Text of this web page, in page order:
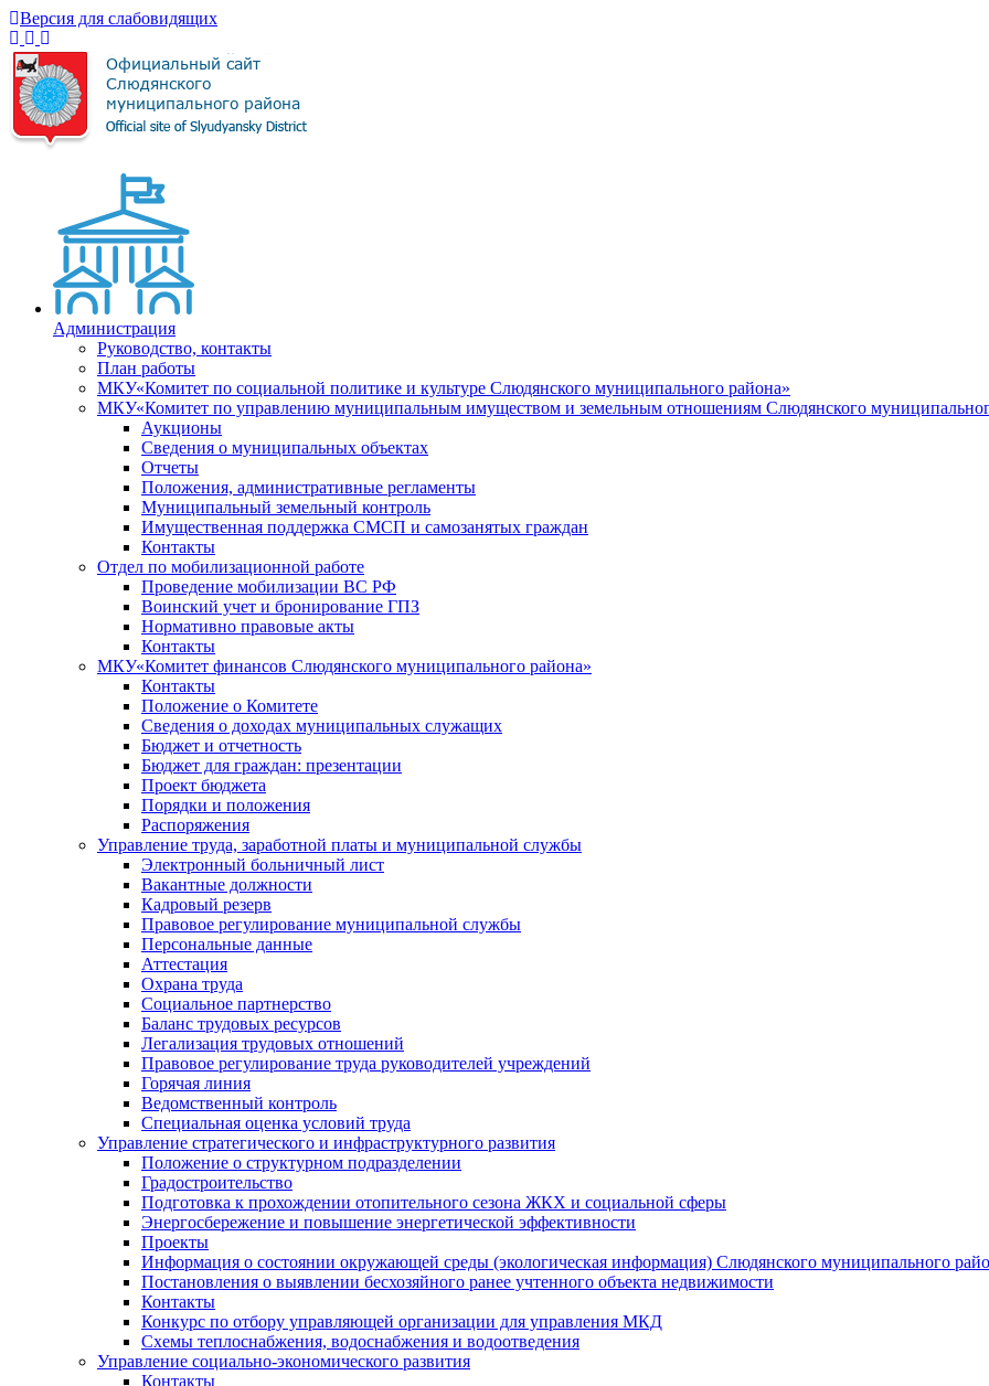
Версия для слабовидящих
Администрация
Руководство, контакты
План работы
МКУ«Комитет по социальной политике и культуре Слюдянского муниципального района»
МКУ«Комитет по управлению муниципальным имуществом и земельным отношениям Слюдянского
Аукционы
Сведения о муниципальных объектах
Отчеты
Положения, административные регламенты
Муниципальный земельный контроль
Имущественная поддержка СМСП и самозанятых граждан
Контакты
Отдел по мобилизационной работе
Проведение мобилизации ВС РФ
Воинский учет и бронирование ГПЗ
Нормативно правовые акты
Контакты
МКУ«Комитет финансов Слюдянского муниципального района»
Контакты
Положение о Комитете
Сведения о доходах муниципальных служащих
Бюджет и отчетность
Бюджет для граждан: презентации
Проект бюджета
Порядки и положения
Распоряжения
Управление труда, заработной платы и муниципальной службы
Электронный больничный лист
Вакантные должности
Кадровый резерв
Правовое регулирование муниципальной службы
Персональные данные
Аттестация
Охрана труда
Социальное партнерство
Баланс трудовых ресурсов
Легализация трудовых отношений
Правовое регулирование труда руководителей учреждений
Горячая линия
Ведомственный контроль
Специальная оценка условий труда
Управление стратегического и инфраструктурного развития
Положение о структурном подразделении
Градостроительство
Подготовка к прохождении отопительного сезона ЖКХ и социальной сферы
Энергосбережение и повышение энергетической эффективности
Проекты
Информация о состоянии окружающей среды (экологическая информация) Слюдянского муниципального
Постановления о выявлении бесхозяйного ранее учтенного объекта недвижимости
Контакты
Конкурс по отбору управляющей организации для управления МКД
Схемы теплоснабжения, водоснабжения и водоотведения
Управление социально-экономического развития
Контакты